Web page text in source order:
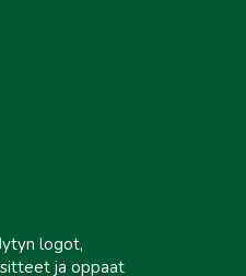
logot,
ja oppaat